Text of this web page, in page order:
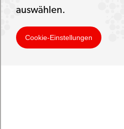
auswählen.
Cookie-Einstellungen